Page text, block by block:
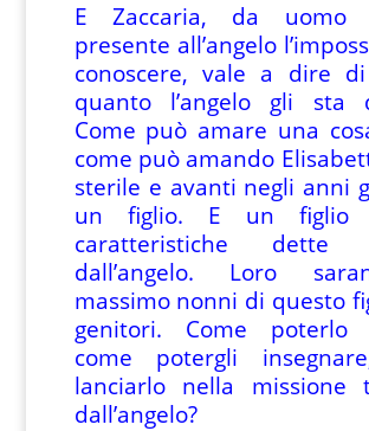
E Zaccaria, da uomo
presente all’angelo
conoscere, vale a dire
quanto l’angelo gli sta
Come può amare una
come può amando
sterile e avanti negli anni
un figlio. E un figlio
caratteristiche
dall’angelo. Loro
massimo nonni di questo
genitori. Come poterlo
come potergli
lanciarlo nella missione
dall’angelo?